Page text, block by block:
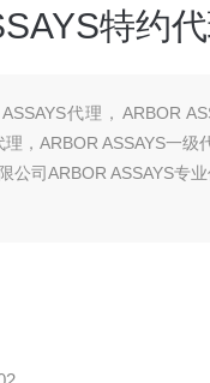
特约
代理，ARBOR
理，ARBOR ASSAYS一级
公司ARBOR ASSAYS专